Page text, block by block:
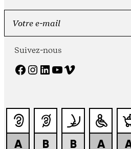
Suivez-nous
Facebook Instagram LinkedIn YouTube Vimeo